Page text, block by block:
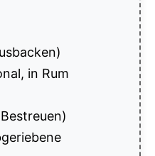
in Rum